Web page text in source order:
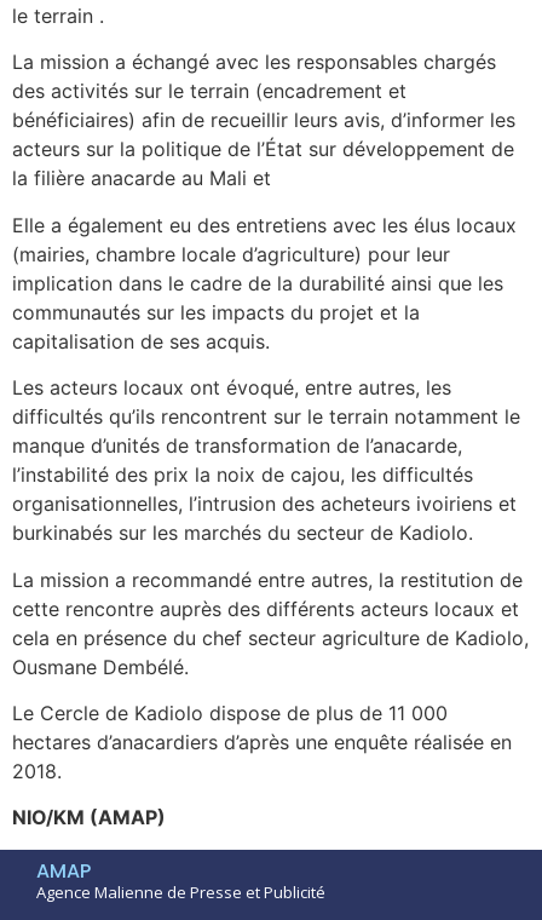
le terrain .
La mission a échangé avec les responsables chargés
des activités sur le terrain (encadrement et
bénéficiaires) afin de recueillir leurs avis, d’informer les
acteurs sur la politique de l’État sur développement de
la filière anacarde au Mali et
Elle a également eu des entretiens avec les élus locaux
(mairies, chambre locale d’agriculture) pour leur
implication dans le cadre de la durabilité ainsi que les
communautés sur les impacts du projet et la
capitalisation de ses acquis.
Les acteurs locaux ont évoqué, entre autres, les
difficultés qu’ils rencontrent sur le terrain notamment le
manque d’unités de transformation de l’anacarde,
l’instabilité des prix la noix de cajou, les difficultés
organisationnelles, l’intrusion des acheteurs ivoiriens et
burkinabés sur les marchés du secteur de Kadiolo.
La mission a recommandé entre autres, la restitution de
cette rencontre auprès des différents acteurs locaux et
cela en présence du chef secteur agriculture de Kadiolo,
Ousmane Dembélé.
Le Cercle de Kadiolo dispose de plus de 11 000
hectares d’anacardiers d’après une enquête réalisée en
2018.
NIO/KM (AMAP)
AMAP
Agence Malienne de Presse et Publicité